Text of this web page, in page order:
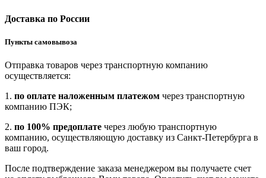
Доставка по России
Пункты самовывоза
Отправка товаров через транспортную компанию
осуществляется:
1. по оплате наложенным платежом через транспортную
компанию ПЭК;
2. по 100% предоплате через любую транспортную
компанию, осуществляющую доставку из Санкт-Петербурга в
ваш город.
После подтверждение заказа менеджером вы получаете счет